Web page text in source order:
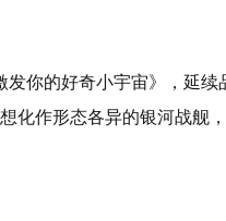
发你的好奇小宇宙》，延
化作形态各异的银河战舰